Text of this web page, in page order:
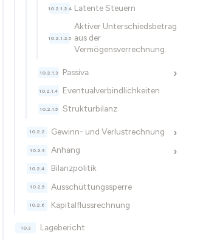
Latente Steuern
Aktiver Unterschiedsbetrag
aus der
Vermögensverrechnung
›
Passiva
Eventualverbindlichkeiten
Strukturbilanz
›
Gewinn- und Verlustrechnung
›
Anhang
Bilanzpolitik
Ausschüttungssperre
Kapitalflussrechnung
Lagebericht